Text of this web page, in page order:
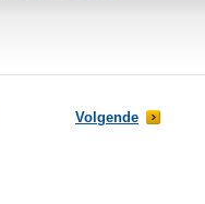
Volgende